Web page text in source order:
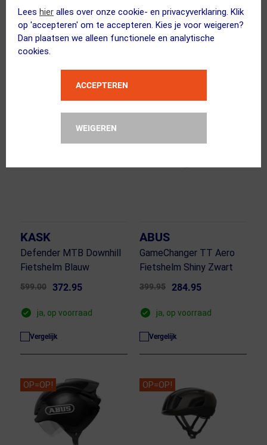
Lees hier alles over onze cookie- en privacyverklaring. Klik
op 'accepteren' om te accepteren. Kies je voor weigeren?
Dan plaatsen we alleen functionele en analytische
cookies.
ACCEPTEREN
WEIGEREN
69.90 32.95
ja, op voorraad
599.00 372.95
ja, op voorraad
KASK
Defender MTB Downhill
Fietshelm Blauw
599.00 372.95
ja, op voorraad
Vergelijk
ABUS
GameChanger TT Aero
Fietshelm Shiny Zwart
399.95 284.95
ja, op voorraad
Vergelijk
OP=OP! OP=OP!